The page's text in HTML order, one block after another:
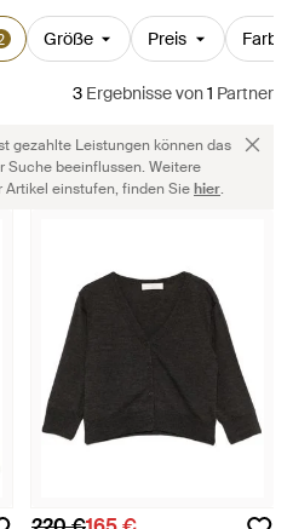
Größe Preis Farbe
3 Ergebnissevon1 Partner
gezahlte Leistungen können das
Suche beeinflussen. Weitere
Artikel einstufen, finden Siehier.